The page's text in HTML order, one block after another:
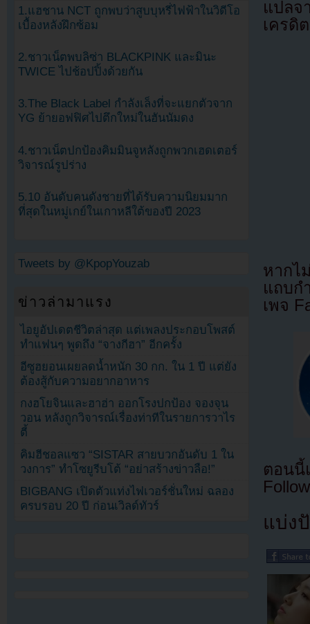
แปล
เครดิ
หากไ
แถบก
เพจ
ตอนนี้
แบ่ง
1.แฮชาน NCT ถูกพบว่าสูบบุหรี่ไฟฟ้าในวิดีโอ
เบื้องหลังฝึกซ้อม
2.ชาวเน็ตพบลิซ่า BLACKPINK และมินะ
TWICE ไปช้อปปิ้งด้วยกัน
3.The Black Label กำลังเล็งที่จะแยกตัวจาก
YG ย้ายอฟฟิศไปตึกใหม่ในฮันนัมดง
4.ชาวเน็ตปกป้องคิมมินจูหลังถูกพวกเฮดเตอร์
วิจารณ์รูปร่าง
5.10 อันดับคนดังชายที่ได้รับความนิยมมาก
ที่สุดในหมู่เกย์ในเกาหลีใต้ของปี 2023
Tweets by @KpopYouzab
ข่าวล่ามาแรง
ไอยูอัปเดตชีวิตล่าสุด แต่เพลงประกอบโพสต์
ทำแฟนๆ พูดถึง “จางกีฮา” อีกครั้ง
อีซูฮยอนเผยลดน้ำหนัก 30 กก. ใน 1 ปี แต่ยัง
ต้องสู้กับความอยากอาหาร
กงฮโยจินและฮาฮ่า ออกโรงปกป้อง จองจุน
วอน หลังถูกวิจารณ์เรื่องท่าทีในรายการวาไร
ตี้
คิมฮีชอลแซว “SISTAR สายบวกอันดับ 1 ใน
วงการ” ทำโซยูรีบโต้ “อย่าสร้างข่าวลือ!”
BIGBANG เปิดตัวแท่งไฟเวอร์ชั่นใหม่ ฉลอง
ครบรอบ 20 ปี ก่อนเวิลด์ทัวร์